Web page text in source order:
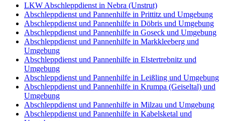
LKW Abschleppdienst in Nebra (Unstrut)
Abschleppdienst und Pannenhilfe in Prittitz und Umgebung
Abschleppdienst und Pannenhilfe in Döbris und Umgebung
Abschleppdienst und Pannenhilfe in Goseck und Umgebung
Abschleppdienst und Pannenhilfe in Markkleeberg und
Umgebung
Abschleppdienst und Pannenhilfe in Elstertrebnitz und
Umgebung
Abschleppdienst und Pannenhilfe in Leißling und Umgebung
Abschleppdienst und Pannenhilfe in Krumpa (Geiseltal) und
Umgebung
Abschleppdienst und Pannenhilfe in Milzau und Umgebung
Abschleppdienst und Pannenhilfe in Kabelsketal und